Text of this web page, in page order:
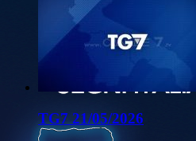
TG7 21/05/2026